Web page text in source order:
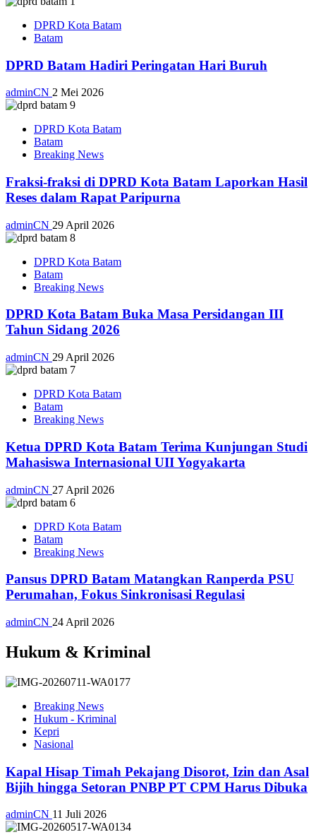
DPRD Kota Batam
Batam
DPRD Batam Hadiri Peringatan Hari Buruh
adminCN 2 Mei 2026
DPRD Kota Batam
Batam
Breaking News
Fraksi-fraksi di DPRD Kota Batam Laporkan Hasil
Reses dalam Rapat Paripurna
adminCN 29 April 2026
DPRD Kota Batam
Batam
Breaking News
DPRD Kota Batam Buka Masa Persidangan III
Tahun Sidang 2026
adminCN 29 April 2026
DPRD Kota Batam
Batam
Breaking News
Ketua DPRD Kota Batam Terima Kunjungan Studi
Mahasiswa Internasional UII Yogyakarta
adminCN 27 April 2026
DPRD Kota Batam
Batam
Breaking News
Pansus DPRD Batam Matangkan Ranperda PSU
Perumahan, Fokus Sinkronisasi Regulasi
adminCN 24 April 2026
Hukum & Kriminal
Breaking News
Hukum - Kriminal
Kepri
Nasional
Kapal Hisap Timah Pekajang Disorot, Izin dan Asal
Bijih hingga Setoran PNBP PT CPM Harus Dibuka
adminCN 11 Juli 2026